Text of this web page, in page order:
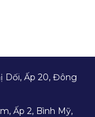
Dối, Ấp 20, Đông
Ấp 2, Bình Mỹ,